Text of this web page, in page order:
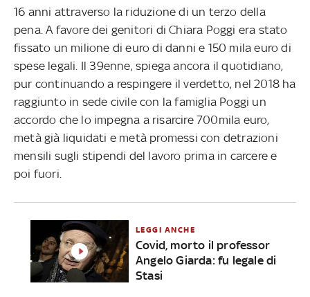
16 anni attraverso la riduzione di un terzo della
pena. A favore dei genitori di Chiara Poggi era stato
fissato un milione di euro di danni e 150 mila euro di
spese legali. Il 39enne, spiega ancora il quotidiano,
pur continuando a respingere il verdetto, nel 2018 ha
raggiunto in sede civile con la famiglia Poggi un
accordo che lo impegna a risarcire 700mila euro,
metà già liquidati e metà promessi con detrazioni
mensili sugli stipendi del lavoro prima in carcere e
poi fuori.
LEGGI ANCHE
Covid, morto il professor
Angelo Giarda: fu legale di
Stasi